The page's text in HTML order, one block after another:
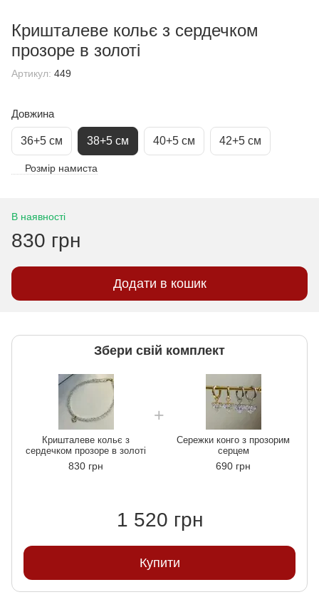
Кришталеве кольє з сердечком
прозоре в золоті
Артикул: 449
Довжина
36+5 см 38+5 см 40+5 см 42+5 см
Розмір намиста
В наявності
830 грн
Додати в кошик
Збери свій комплект
Кришталеве кольє з
сердечком прозоре в золоті
830 грн
Сережки конго з прозорим
серцем
690 грн
1 520 грн
Купити